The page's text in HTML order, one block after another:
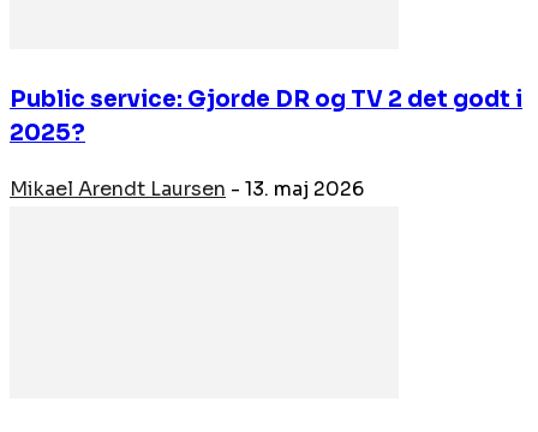
Public service: Gjorde DR og TV 2 det godt i
2025?
Mikael Arendt Laursen - 13. maj 2026